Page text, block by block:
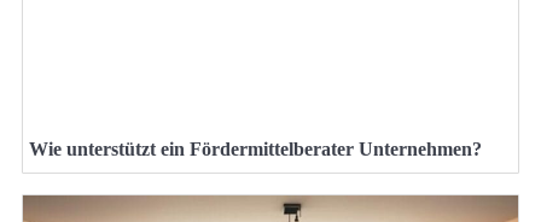
Wie unterstützt ein Fördermittelberater Unternehmen?